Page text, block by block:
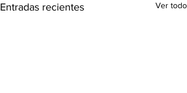
Entradas recientes Ver todo